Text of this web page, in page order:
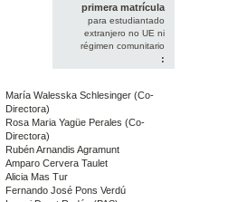
primera matrícula
para estudiantado
extranjero no UE ni
régimen comunitario
:
María Walesska Schlesinger (Co-
Directora)
Rosa Maria Yagüe Perales (Co-
Directora)
Rubén Arnandis Agramunt
Amparo Cervera Taulet
Alicia Mas Tur
Fernando José Pons Verdú